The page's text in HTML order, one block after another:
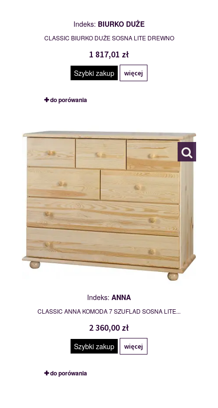
Indeks: BIURKO DUŻE
CLASSIC BIURKO DUŻE SOSNA LITE DREWNO
1 817,01 zł
Szybki zakup więcej
do porówania
Indeks: ANNA
CLASSIC ANNA KOMODA 7 SZUFLAD SOSNA LITE...
2 360,00 zł
Szybki zakup więcej
do porówania